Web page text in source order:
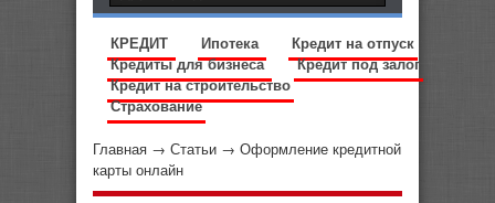
КРЕДИТ Ипотека
Кредит на отпуск
Кредиты для бизнеса
Кредит под залог
Кредит на строительство
Страхование
Главная → Статьи → Оформление кредитной
карты онлайн